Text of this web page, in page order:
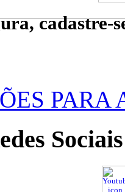
cadastre-
PARA
Sociais